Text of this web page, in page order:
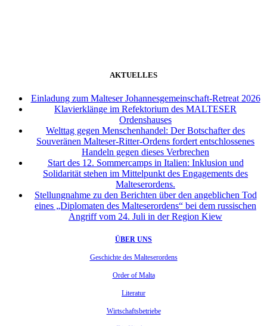
AKTUELLES
Einladung zum Malteser Johannesgemeinschaft-Retreat 2026
Klavierklänge im Refektorium des MALTESER
Ordenshauses
Welttag gegen Menschenhandel: Der Botschafter des
Souveränen Malteser-Ritter-Ordens fordert entschlossenes
Handeln gegen dieses Verbrechen
Start des 12. Sommercamps in Italien: Inklusion und
Solidarität stehen im Mittelpunkt des Engagements des
Malteserordens.
Stellungnahme zu den Berichten über den angeblichen Tod
eines „Diplomaten des Malteserordens“ bei dem russischen
Angriff vom 24. Juli in der Region Kiew
ÜBER UNS
Geschichte des Malteserordens
Order of Malta
Literatur
Wirtschaftsbetriebe